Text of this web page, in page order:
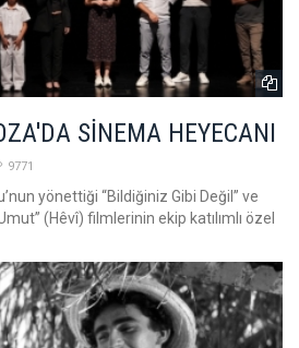
SİNEMA HEYECANI
9771
yönettiği “Bildiğiniz Gibi Değil” ve
(Hêvî) filmlerinin ekip katılımlı özel